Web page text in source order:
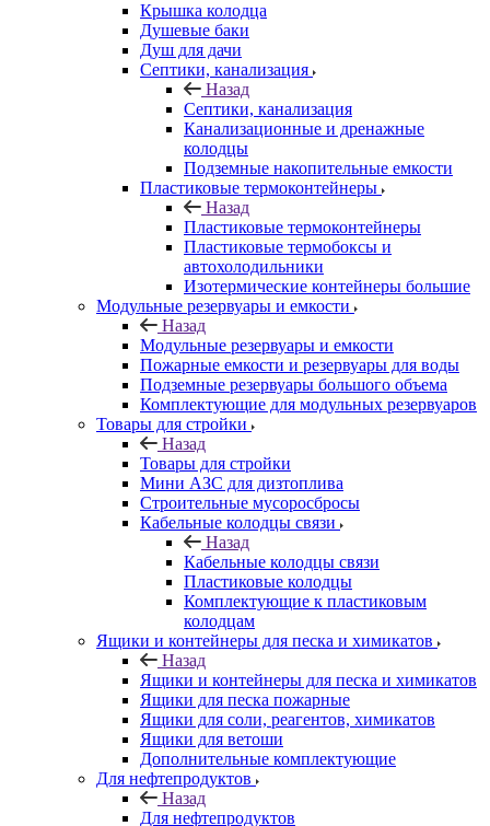
Крышка колодца
Душевые баки
Душ для дачи
Септики, канализация
Назад
Септики, канализация
Канализационные и дренажные
колодцы
Подземные накопительные емкости
Пластиковые термоконтейнеры
Назад
Пластиковые термоконтейнеры
Пластиковые термобоксы и
автохолодильники
Изотермические контейнеры большие
Модульные резервуары и емкости
Назад
Модульные резервуары и емкости
Пожарные емкости и резервуары для воды
Подземные резервуары большого объема
Комплектующие для модульных резервуаров
Товары для стройки
Назад
Товары для стройки
Мини АЗС для дизтоплива
Строительные мусоросбросы
Кабельные колодцы связи
Назад
Кабельные колодцы связи
Пластиковые колодцы
Комплектующие к пластиковым
колодцам
Ящики и контейнеры для песка и химикатов
Назад
Ящики и контейнеры для песка и химикатов
Ящики для песка пожарные
Ящики для соли, реагентов, химикатов
Ящики для ветоши
Дополнительные комплектующие
Для нефтепродуктов
Назад
Для нефтепродуктов